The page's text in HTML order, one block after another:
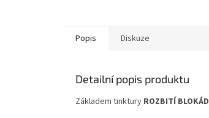
Popis Diskuze
Detailní popis produktu
Základem tinktury ROZBITÍ BLOKÁD